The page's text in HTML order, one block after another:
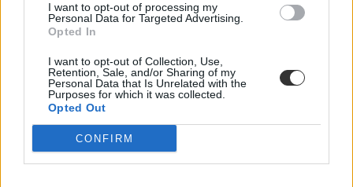
I want to opt-out of processing my
Personal Data for Targeted Advertising.
Opted In
I want to opt-out of Collection, Use,
Retention, Sale, and/or Sharing of my
Personal Data that Is Unrelated with the
Purposes for which it was collected.
Opted Out
CONFIRM